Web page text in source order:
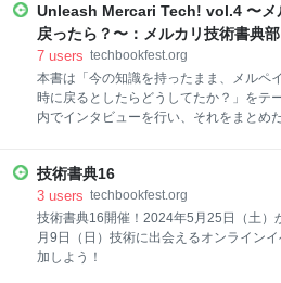
境でCloud Runを運用するために、本気
の価値を届ける」という想いのもと、「
Run」というタイトルとシリアスな表紙に
提供するCloud Runの素晴らしさを知り
楽しみながら、本番運用に通用する
計・構築スキルを獲得すること」です。
トリアルである「te
Unleash Mercari Tech! vol.4 〜メ
戻ったら？〜：メルカリ技術書典部
7 users techbookfest.org
本書は「今の知識を持ったまま、メルペ
時に戻るとしたらどうしてたか？」をテ
内でインタビューを行い、それをまとめ
応えのある本になっています。 ぜひ、楽
もらえるとうれしいです！ - 目次 - 第1章
Platform編 第2章 iOS / Android編 第3章
Manager編 第4章 Platform Engineering編
編 第6章 Architect編 第7章 元メルペイ
技術書典16
3 users techbookfest.org
技術書典16開催！2024年5月25日（土）
月9日（日）技術に出会えるオンライン
加しよう！